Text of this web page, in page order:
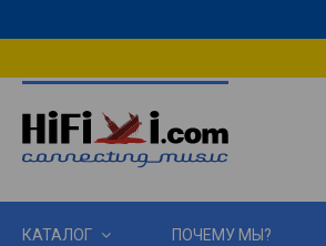
КАТАЛОГ ПОЧЕМУ МЫ?